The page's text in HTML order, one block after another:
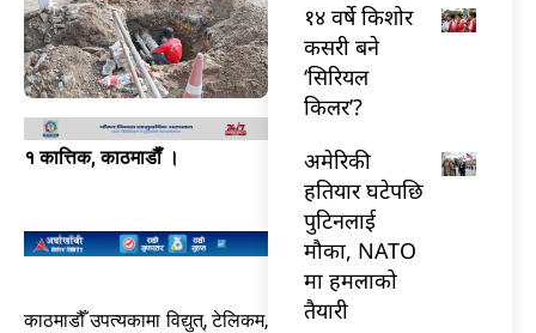
१ कात्तिक, काठमाडाैँ ।
काठमाडौँ उपत्यकामा विद्युत्, टेलिकम,
१४ वर्षे किशोर
कसरी बने
‘सिरियल
किलर’?
अमेरिकी
हतियार घटेपछि
पुटिनलाई
मौका, NATO
मा हमलाको
तैयारी